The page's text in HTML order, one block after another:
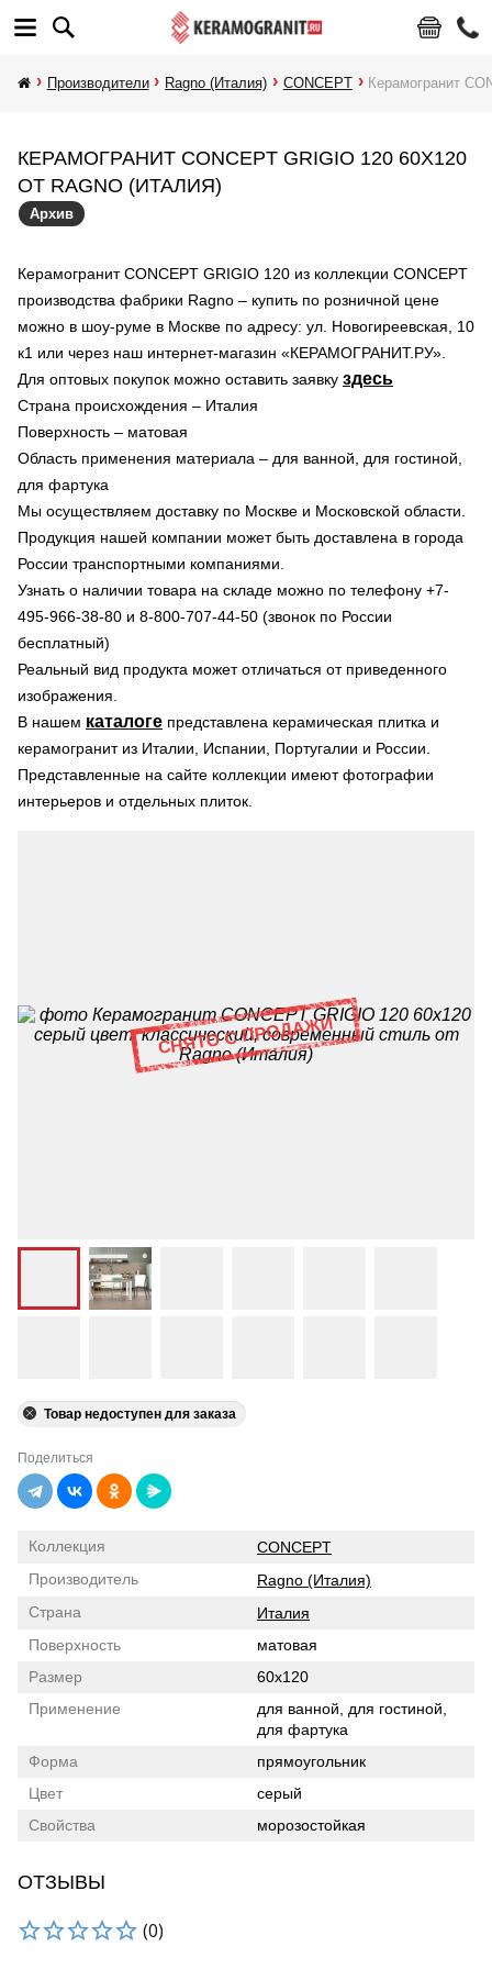
Производители Ragno (Италия) CONCEPT Керамогранит
КЕРАМОГРАНИТ CONCEPT GRIGIO 120 60X120
ОТ RAGNO (ИТАЛИЯ)
Архив
Керамогранит CONCEPT GRIGIO 120 из коллекции CONCEPT
производства фабрики Ragno – купить по розничной цене
можно в шоу-руме в Москве по адресу: ул. Новогиреевская, 10
к1 или через наш интернет-магазин «КЕРАМОГРАНИТ.РУ».
Для оптовых покупок можно оставить заявку здесь
Страна происхождения – Италия
Поверхность – матовая
Область применения материала – для ванной, для гостиной,
для фартука
Мы осуществляем доставку по Москве и Московской области.
Продукция нашей компании может быть доставлена в города
России транспортными компаниями.
Узнать о наличии товара на складе можно по телефону +7-
495-966-38-80 и 8-800-707-44-50 (звонок по России
бесплатный)
Реальный вид продукта может отличаться от приведенного
изображения.
В нашем каталоге представлена керамическая плитка и
керамогранит из Италии, Испании, Португалии и России.
Представленные на сайте коллекции имеют фотографии
интерьеров и отдельных плиток.
Товар недоступен для заказа
Поделиться
Коллекция
CONCEPT
Производитель
Ragno (Италия)
Страна
Италия
Поверхность
матовая
Размер
60x120
Применение
для ванной, для гостиной,
для фартука
Форма
прямоугольник
Цвет
серый
Свойства
морозостойкая
ОТЗЫВЫ
(0)